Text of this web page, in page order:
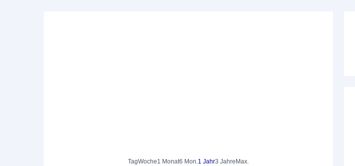
TagWoche1 Monat6 Mon.1 Jahr3 Jahre Max.